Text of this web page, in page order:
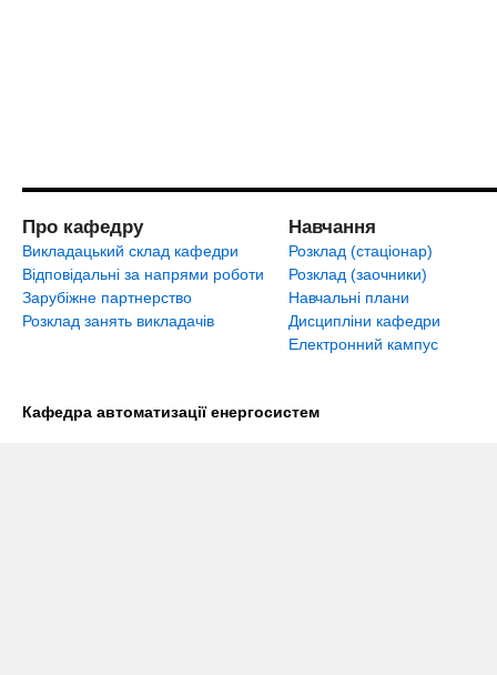
Про кафедру
Викладацький склад кафедри
Відповідальні за напрями роботи
Зарубіжне партнерство
Розклад занять викладачів
Навчання
Розклад (стаціонар)
Розклад (заочники)
Навчальні плани
Дисципліни кафедри
Електронний кампус
Кафедра автоматизації енергосистем